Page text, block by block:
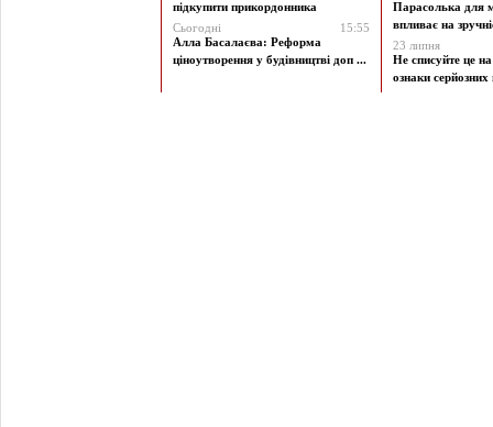
підкупити прикордонника
Сьогодні
15:55
Алла Басалаєва: Реформа
ціноутворення у будівництві доп ...
Парасолька для
впливає на
23 липня
Не списуйте це
ознаки